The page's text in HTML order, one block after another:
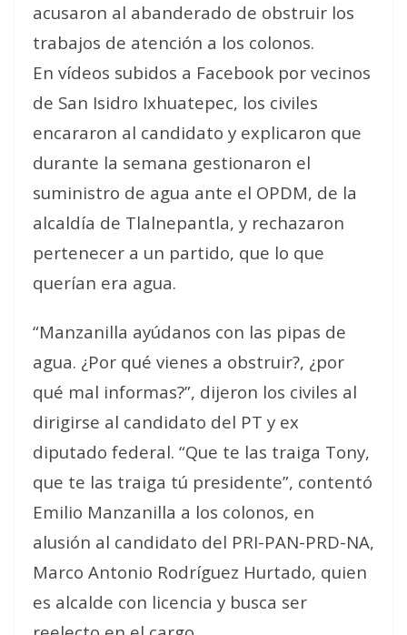
acusaron al abanderado de obstruir los
trabajos de atención a los colonos.
En vídeos subidos a Facebook por vecinos
de San Isidro Ixhuatepec, los civiles
encararon al candidato y explicaron que
durante la semana gestionaron el
suministro de agua ante el OPDM, de la
alcaldía de Tlalnepantla, y rechazaron
pertenecer a un partido, que lo que
querían era agua.
“Manzanilla ayúdanos con las pipas de
agua. ¿Por qué vienes a obstruir?, ¿por
qué mal informas?”, dijeron los civiles al
dirigirse al candidato del PT y ex
diputado federal. “Que te las traiga Tony,
que te las traiga tú presidente”, contentó
Emilio Manzanilla a los colonos, en
alusión al candidato del PRI-PAN-PRD-NA,
Marco Antonio Rodríguez Hurtado, quien
es alcalde con licencia y busca ser